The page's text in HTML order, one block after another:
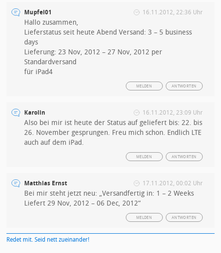
Mupfel01 16.11.2012, 22:36 Uhr
Hallo zusammen,
Lieferstatus seit heute Abend Versand: 3 – 5 business
days
Lieferung: 23 Nov, 2012 – 27 Nov, 2012 per
Standardversand
für iPad4
ANTWORTEN
MELDEN
Karolin 16.11.2012, 23:09 Uhr
Also bei mir ist heute der Status auf geliefert bis: 22. bis
26. November gesprungen. Freu mich schon. Endlich LTE
auch auf dem iPad.
ANTWORTEN
MELDEN
Matthias Ernst 17.11.2012, 00:02 Uhr
Bei mir steht jetzt neu: „Versandfertig in: 1 – 2 Weeks
Liefert 29 Nov, 2012 – 06 Dec, 2012“
ANTWORTEN
MELDEN
Redet mit. Seid nett zueinander!